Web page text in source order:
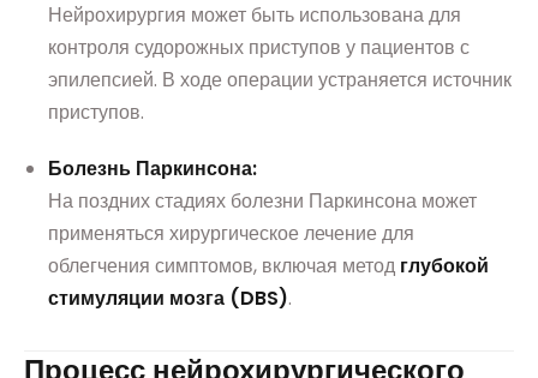
Нейрохирургия может быть использована для
контроля судорожных приступов у пациентов с
эпилепсией. В ходе операции устраняется источник
приступов.
Болезнь Паркинсона:
На поздних стадиях болезни Паркинсона может
применяться хирургическое лечение для
облегчения симптомов, включая метод глубокой
стимуляции мозга (DBS).
Процесс нейрохирургического